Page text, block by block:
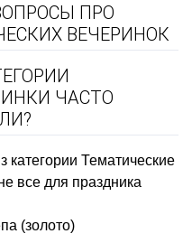
ПРО
ВЕЧЕРИНОК
ЧАСТО
Тематические
все для праздника
(золото)